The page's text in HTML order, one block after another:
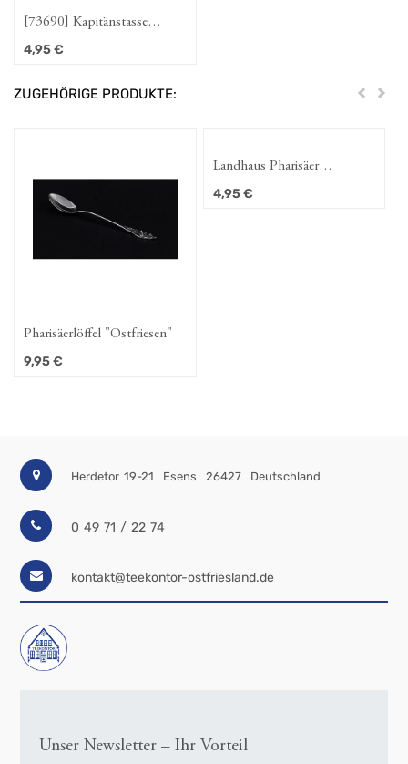
[73690] Kapitänstasse
bauchig Moin Moin / Ebbe
4,95€
ZUGEHÖRIGE PRODUKTE: Zurück
Pharisäerlöffel "Ostfriesen"
9,95€
Landhaus Pharisäer
Konfitüre, 280 g
4,95€
Herdetor 19-21 Esens 26427 Deutschland
0 49 71 / 22 74
kontakt@teekontor-ostfriesland.de
Unser Newsletter – Ihr Vorteil